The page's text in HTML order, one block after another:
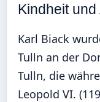
Kindheit
Karl Biack
Tulln an der
Tulln, die
Leopold VI.